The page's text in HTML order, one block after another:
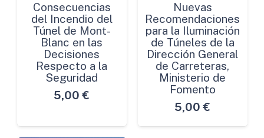
Consecuencias
del Incendio del
Túnel de Mont-
Blanc en las
Decisiones
Respecto a la
Seguridad
5,00 €
Nuevas
Recomendaciones
para la Iluminación
de Túneles de la
Dirección General
de Carreteras,
Ministerio de
Fomento
5,00 €